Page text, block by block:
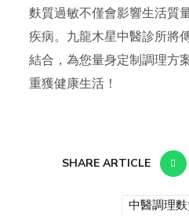
麩質過敏不僅會影響生活質
疾病。九龍木星中醫診所將
結合，為您量身定制調理方
重獲健康生活！
SHARE ARTICLE
中醫調理